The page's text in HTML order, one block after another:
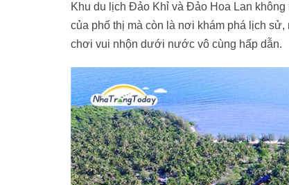
Khu du lịch Đảo Khỉ và Đảo Hoa Lan
của phố thị mà còn là nơi khám phá lịch
chơi vui nhộn dưới nước vô cùng hấp dẫn.